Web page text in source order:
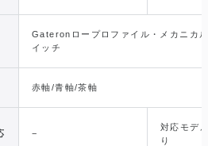
Gateronロープロファイル・メカニカ
イッチ
赤軸/青軸/茶軸
−
対応モデ
り